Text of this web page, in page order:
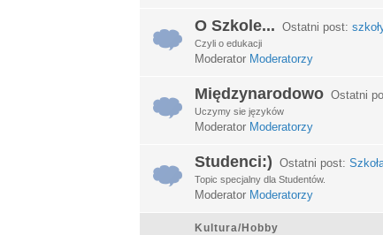
O Szkole... Ostatni post:
Czyli o edukacji
Moderator Moderatorzy
Międzynarodowo Ostatni
Uczymy sie języków
Moderator Moderatorzy
Studenci:) Ostatni post:
Topic specjalny dla Studentów.
Moderator Moderatorzy
Kultura/Hobby